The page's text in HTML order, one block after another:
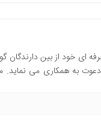
ای خود از بین دارندگان
به همکاری می نماید.